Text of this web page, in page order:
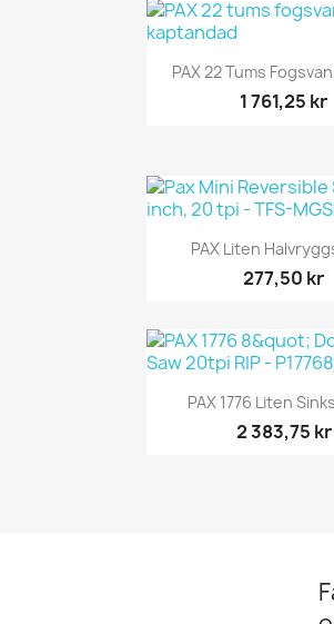

PAX 22 Tums
1 761,25 kr

PAX Liten
277,50 kr
 Snabbvy
PAX 1776 Liten
2 383,75 kr